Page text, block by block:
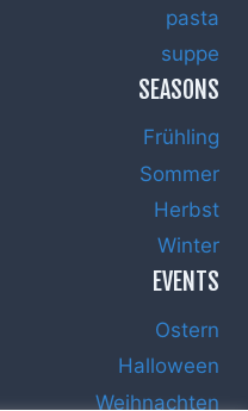
pasta
suppe
SEASONS
Frühling
Sommer
Herbst
Winter
EVENTS
Ostern
Halloween
Weihnachten